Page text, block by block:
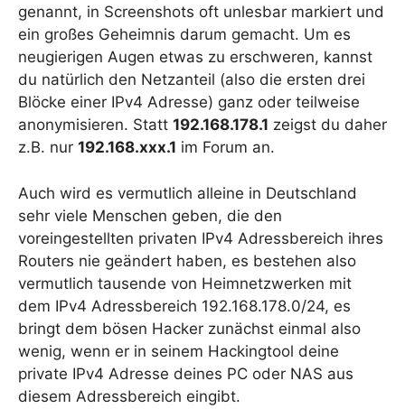
genannt, in Screenshots oft unlesbar markiert und
ein großes Geheimnis darum gemacht. Um es
neugierigen Augen etwas zu erschweren, kannst
du natürlich den Netzanteil (also die ersten drei
Blöcke einer IPv4 Adresse) ganz oder teilweise
anonymisieren. Statt 192.168.178.1 zeigst du daher
z.B. nur 192.168.xxx.1 im Forum an.
Auch wird es vermutlich alleine in Deutschland
sehr viele Menschen geben, die den
voreingestellten privaten IPv4 Adressbereich ihres
Routers nie geändert haben, es bestehen also
vermutlich tausende von Heimnetzwerken mit
dem IPv4 Adressbereich 192.168.178.0/24, es
bringt dem bösen Hacker zunächst einmal also
wenig, wenn er in seinem Hackingtool deine
private IPv4 Adresse deines PC oder NAS aus
diesem Adressbereich eingibt.